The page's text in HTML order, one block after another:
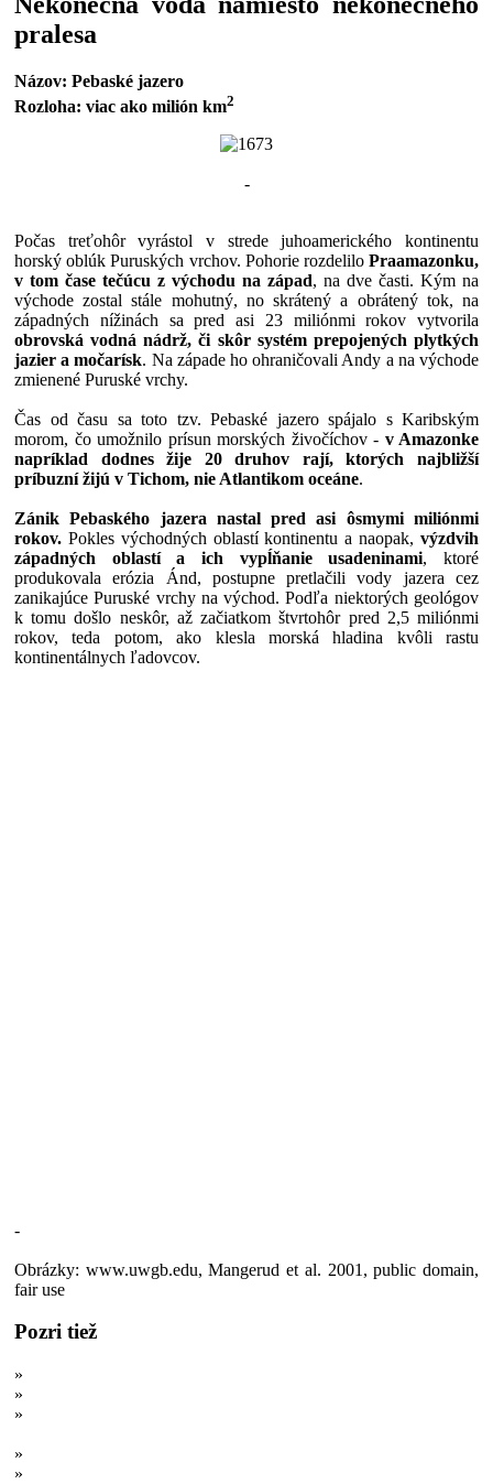
pralesa
Názov: Pebaské jazero
Rozloha: viac ako milión km2
-
Počas treťohôr vyrástol v strede juhoamerického kontinentu
horský oblúk Puruských vrchov. Pohorie rozdelilo Praamazonku,
v tom čase tečúcu z východu na západ, na dve časti. Kým na
východe zostal stále mohutný, no skrátený a obrátený tok, na
západných nížinách sa pred asi 23 miliónmi rokov vytvorila
obrovská vodná nádrž, či skôr systém prepojených plytkých
jazier a močarísk. Na západe ho ohraničovali Andy a na východe
zmienené Puruské vrchy.
Čas od času sa toto tzv. Pebaské jazero spájalo s Karibským
morom, čo umožnilo prísun morských živočíchov - v Amazonke
napríklad dodnes žije 20 druhov rají, ktorých najbližší
príbuzní žijú v Tichom, nie Atlantikom oceáne.
Zánik Pebaského jazera nastal pred asi ôsmymi miliónmi
rokov. Pokles východných oblastí kontinentu a naopak, výzdvih
západných oblastí a ich vypĺňanie usadeninami, ktoré
produkovala erózia Ánd, postupne pretlačili vody jazera cez
zanikajúce Puruské vrchy na východ. Podľa niektorých geológov
k tomu došlo neskôr, až začiatkom štvrtohôr pred 2,5 miliónmi
rokov, teda potom, ako klesla morská hladina kvôli rastu
kontinentálnych ľadovcov.
-
Obrázky: www.uwgb.edu, Mangerud et al. 2001, public domain,
fair use
Pozri tiež
»
»
»
»
»